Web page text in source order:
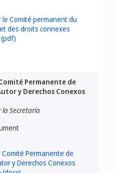
Permanente de
y Derechos Conexos
Secretaría